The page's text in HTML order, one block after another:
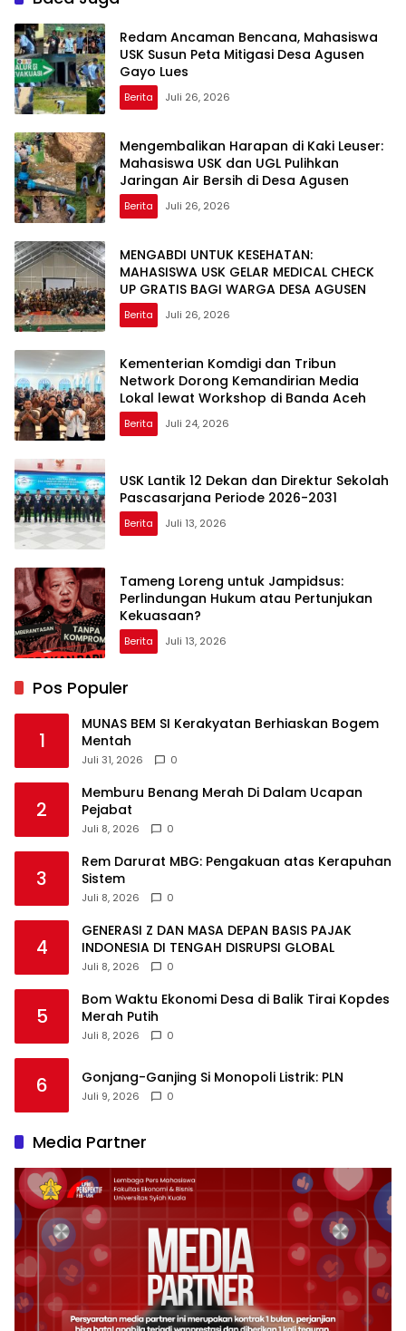
Redam Ancaman Bencana, Mahasiswa
USK Susun Peta Mitigasi Desa Agusen
Gayo Lues
Berita Juli 26, 2026
Mengembalikan Harapan di Kaki Leuser:
Mahasiswa USK dan UGL Pulihkan
Jaringan Air Bersih di Desa Agusen
Berita Juli 26, 2026
MENGABDI UNTUK KESEHATAN:
MAHASISWA USK GELAR MEDICAL CHECK
Berita Juli 26, 2026
Kementerian Komdigi dan Tribun
Network Dorong Kemandirian Media
Lokal lewat Workshop di Banda Aceh
Berita Juli 24, 2026
USK Lantik 12 Dekan dan Direktur Sekolah
Pascasarjana Periode 2026-2031
Berita Juli 13, 2026
Tameng Loreng untuk Jampidsus:
Perlindungan Hukum atau Pertunjukan
Kekuasaan?
Berita Juli 13, 2026
Pos Populer
1
MUNAS BEM SI Kerakyatan Berhiaskan Bogem
Mentah
Juli 31, 2026 0
2
Memburu Benang Merah Di Dalam Ucapan
Pejabat
Juli 8, 2026 0
3
Rem Darurat MBG: Pengakuan atas Kerapuhan
Sistem
Juli 8, 2026 0
4
GENERASI Z DAN MASA DEPAN BASIS PAJAK
INDONESIA DI TENGAH DISRUPSI GLOBAL
Juli 8, 2026 0
5
Bom Waktu Ekonomi Desa di Balik Tirai Kopdes
Merah Putih
Juli 8, 2026 0
6 Gonjang-Ganjing Si Monopoli Listrik: PLN
Juli 9, 2026 0
Media Partner